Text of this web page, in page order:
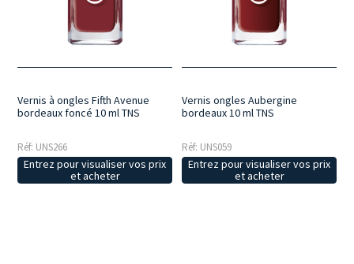
Vernis à ongles Fifth Avenue
bordeaux foncé 10 ml TNS
Réf: UNS266
Entrez pour visualiser vos prix
et acheter
Vernis ongles Aubergine
bordeaux 10 ml TNS
Réf: UNS059
Entrez pour visualiser vos prix
et acheter